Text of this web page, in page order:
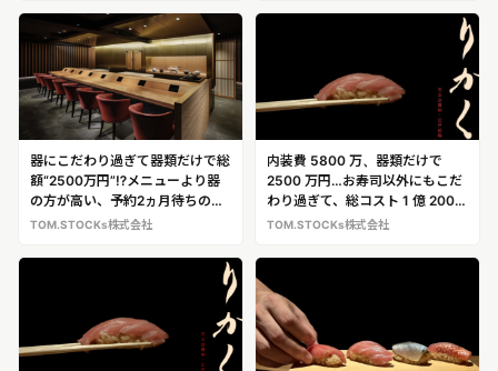
布）
見分け方 ※荻根澤氏への取材・店
器にこだわり過ぎて器類だけで総
額“2500万円”⁉メニューより器
の方が高い、予約2ヵ月待ちの完
全会員制寿司店 寿司店「鮨 り
TOM.STOCKs株式会社
内装費 5800 万、器類だけで
2500 万円…お寿司以外にもこだ
わり過ぎて、総コスト 1 億 2000
万のお寿司屋さん 完全会員制寿
TOM.STOCKs株式会社